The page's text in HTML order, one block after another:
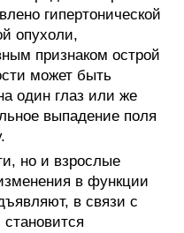
гипертонической
опухоли,
признаком острой
может быть
один глаз или же
выпадение поля
но и взрослые
в функции
в связи с